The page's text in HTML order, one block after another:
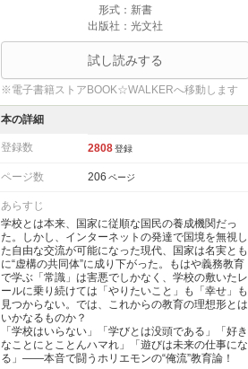
形式：新書
出版社：光文社
試し読みする
※電子書籍ストアBOOK☆WALKERへ移動します
本の詳細
登録数 2808 登録
ページ数 206 ページ
あらすじ
学校とは本来、国家に従順な国民の養成機関だっ
た。しかし、インターネットの発達で国境を無視し
た自由な交流が可能になった現代、国家は名実とも
に“虚構の共同体”に成り下がった。もはや義務教育
で学ぶ「常識」は害悪でしかなく、学校の敷いたレ
ールに乗り続けては「やりたいこと」も「幸せ」も
見つからない。では、これからの教育の理想形とは
いかなるものか？
「学校はいらない」「学びとは没頭である」「好き
なことにとことんハマれ」「遊びは未来の仕事にな
る」――本音で闘うホリエモンの“俺流”教育論！